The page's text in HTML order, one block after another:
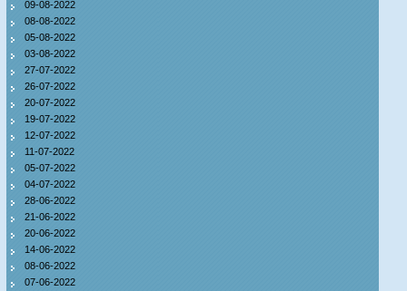
09-08-2022
08-08-2022
05-08-2022
03-08-2022
27-07-2022
26-07-2022
20-07-2022
19-07-2022
12-07-2022
11-07-2022
05-07-2022
04-07-2022
28-06-2022
21-06-2022
20-06-2022
14-06-2022
08-06-2022
07-06-2022